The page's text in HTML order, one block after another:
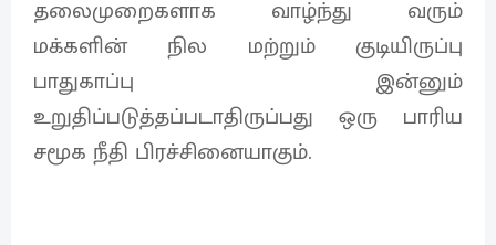
தலைமுறைகளாக வாழ்ந்து வரும்
மக்களின் நில மற்றும் குடியிருப்பு
பாதுகாப்பு இன்னும்
உறுதிப்படுத்தப்படாதிருப்பது ஒரு பாரிய
சமூக நீதி பிரச்சினையாகும்.